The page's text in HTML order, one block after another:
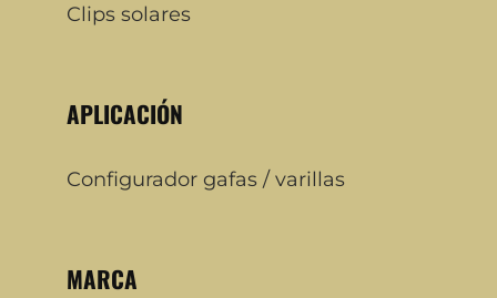
Clips solares
APLICACIÓN
Configurador gafas / varillas
MARCA